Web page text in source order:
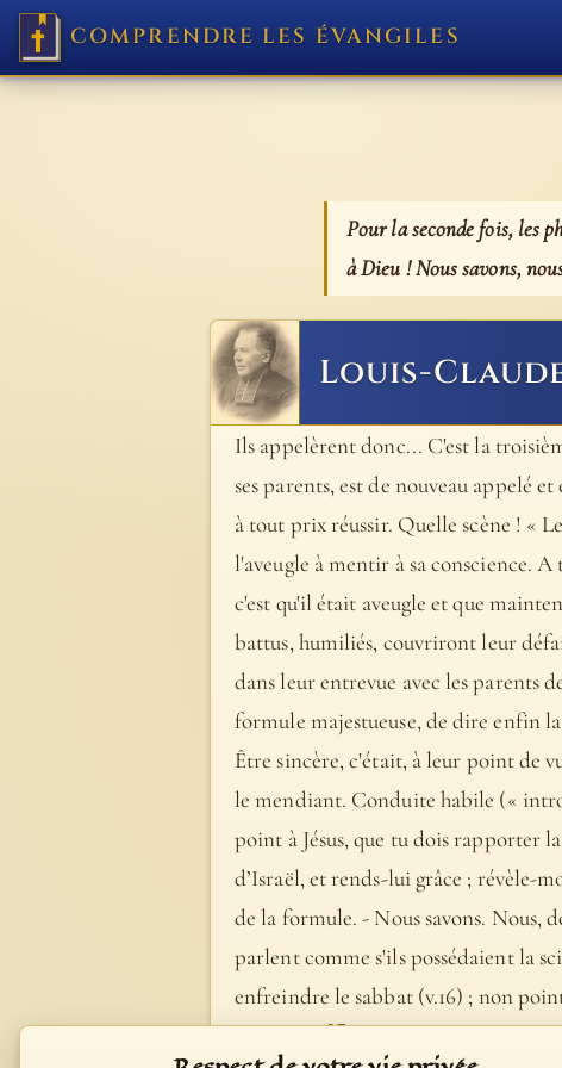
COMPRENDRE LES ÉVANGILES
Pour la seconde fois, les
à Dieu ! Nous savons,
Louis-
Ils appelèrent donc... C'est la
ses parents, est de nouveau appelé
à tout prix réussir. Quelle scène ! «
l'aveugle à mentir à sa conscience.
c'est qu'il était aveugle et que
battus, humiliés, couvriront leur
dans leur entrevue avec les parents
formule majestueuse, de dire enfin
Être sincère, c'était, à leur point de
le mendiant. Conduite habile («
point à Jésus, que tu dois rapporter
d’Israël, et rends-lui grâce ; révèle-
de la formule. - Nous savons. Nous,
parlent comme s'ils possédaient la
enfreindre le sabbat (v.16) ; non